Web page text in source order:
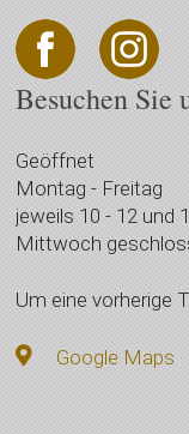
Besuchen Sie
Geöffnet
Montag - Freitag
jeweils 10 - 12 und
Mittwoch
Um eine vorherige
Google Maps